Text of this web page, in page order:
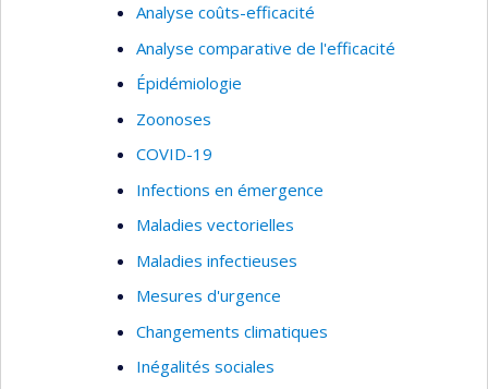
Prestation de services de santé
Évaluation des services de santé
Services de première ligne
services de santé
Pratiques professsionnelles
Pratiques médicales
Développement d'indicateurs
Techniques quantitatives
Analyse coûts-efficacité
Analyse comparative de l'efficacité
Épidémiologie
Zoonoses
COVID-19
Infections en émergence
Maladies vectorielles
Maladies infectieuses
Mesures d'urgence
Changements climatiques
Inégalités sociales